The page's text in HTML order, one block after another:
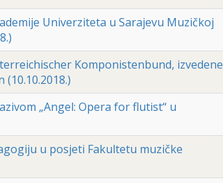
Univerziteta u Sarajevu Muzičkoj
Komponistenbund, izvedene
„Angel: Opera for flutist“ u
u posjeti Fakultetu muzičke